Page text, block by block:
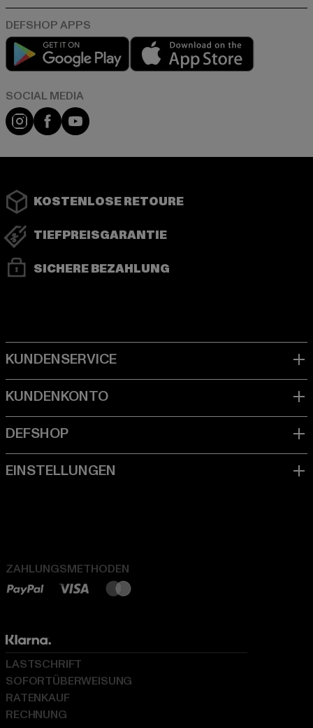
Play market
Instagram
FacebookYouTube
KOSTENLOSE RETOURE
TIEFPREISGARANTIE
SICHERE BEZAHLUNG
ZAHLUNGSMETHODEN
LASTSCHRIFT
SOFORTÜBERWEISUNG
RATENKAUF
RECHNUNG